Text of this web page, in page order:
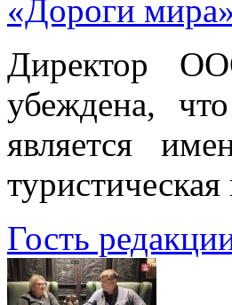
«Дороги
Директор
убеждена,
является
Гость